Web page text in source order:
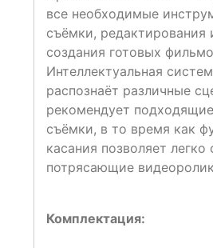
все необходимые
съёмки, редактирования
создания готовых
Интеллектуальная
распознаёт различные
рекомендует
съёмки, в то время как
касания позволяет легко
потрясающие
Комплектация: